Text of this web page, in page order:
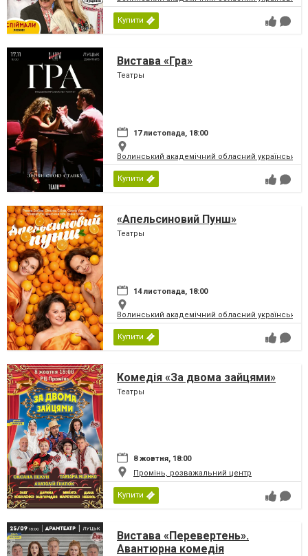
Купити
Вистава «Гра»
Театры
17 листопада, 18:00
Волинський академічний обласний
Купити
«Апельсиновий Пунш»
Театры
14 листопада, 18:00
Волинський академічний обласний
Купити
Комедія «За двома зайцями»
Театры
8 жовтня, 18:00
Промінь, розважальний центр
Купити
Вистава «Перевертень».
Авантюрна комедія